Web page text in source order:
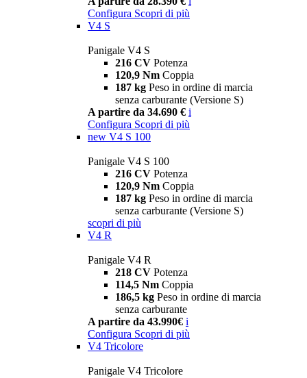
Configura Scopri di più
V4 S
Panigale V4 S
216 CV Potenza
120,9 Nm Coppia
187 kg Peso in ordine di marcia
senza carburante (Versione S)
A partire da 34.690 € i
Configura Scopri di più
new V4 S 100
Panigale V4 S 100
216 CV Potenza
120,9 Nm Coppia
187 kg Peso in ordine di marcia
senza carburante (Versione S)
scopri di più
V4 R
Panigale V4 R
218 CV Potenza
114,5 Nm Coppia
186,5 kg Peso in ordine di marcia
senza carburante
A partire da 43.990€ i
Configura Scopri di più
V4 Tricolore
Panigale V4 Tricolore